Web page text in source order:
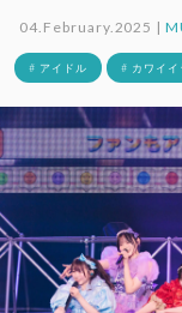
04.February.2025 |
# アイドル # カワイイ